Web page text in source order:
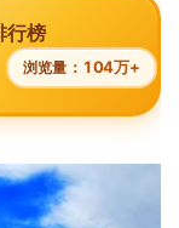
行榜
浏览量： 104万+